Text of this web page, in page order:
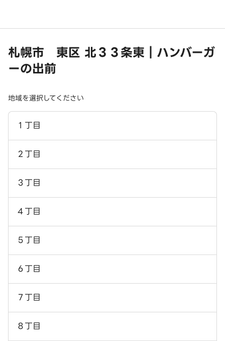
札幌市 東区 北３３条東｜ハンバーガ
ーの出前
地域を選択してください
１丁目
２丁目
３丁目
４丁目
５丁目
６丁目
７丁目
８丁目